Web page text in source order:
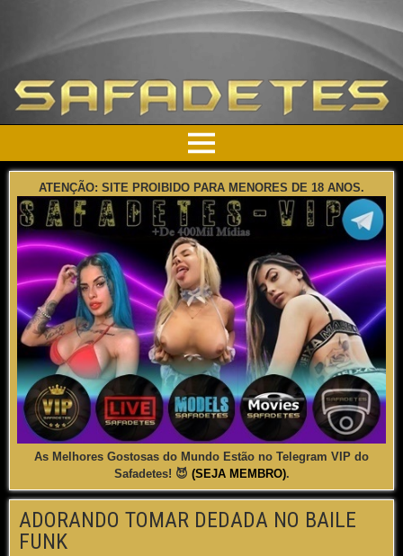
ATENÇÃO: SITE PROIBIDO PARA MENORES DE 18 ANOS.
As Melhores Gostosas do Mundo Estão no Telegram VIP do
Safadetes! 😈 (SEJA MEMBRO).
ADORANDO TOMAR DEDADA NO BAILE
FUNK